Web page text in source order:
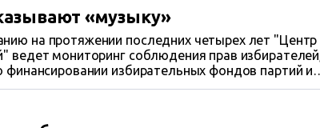
«музыку»
на протяжении последних четырех лет "Центр
ведет мониторинг соблюдения прав
избирательных фондов партий и
не сомневается в том, что коррупция во власти